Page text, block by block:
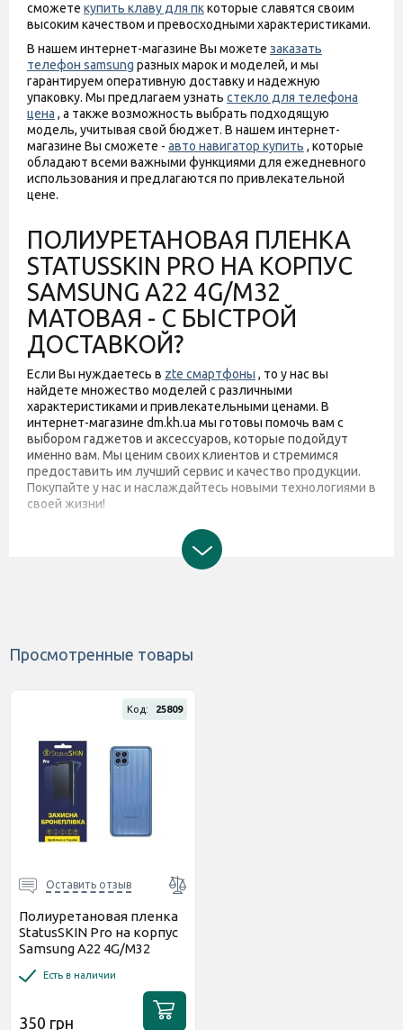
сможете купить клаву для пккоторые славятся своим
высоким качеством и превосходными характеристиками.
В нашем интернет-магазине Вы можете заказать
телефон samsung разных марок и моделей, и мы
гарантируем оперативную доставку и надежную
упаковку. Мы предлагаем узнать стекло для телефона
цена , а также возможность выбрать подходящую
модель, учитывая свой бюджет. В нашем интернет-
магазине Вы сможете - авто навигатор купить , которые
обладают всеми важными функциями для ежедневного
использования и предлагаются по привлекательной
цене.
ПОЛИУРЕТАНОВАЯ ПЛЕНКА
STATUSSKIN PRO НА КОРПУС
SAMSUNG A22 4G/M32
МАТОВАЯ - С БЫСТРОЙ
ДОСТАВКОЙ?
Если Вы нуждаетесь в zte смартфоны , то у нас вы
найдете множество моделей с различными
характеристиками и привлекательными ценами. В
интернет-магазине dm.kh.ua мы готовы помочь вам с
выбором гаджетов и аксессуаров, которые подойдут
именно вам. Мы ценим своих клиентов и стремимся
предоставить им лучший сервис и качество продукции.
Покупайте у нас и наслаждайтесь новыми технологиями в
своей жизни!
Просмотренные товары
Код: 25809
Оставить отзыв
Полиуретановая пленка
StatusSKIN Pro на корпус
Samsung A22 4G/M32
Есть в наличии
350 грн